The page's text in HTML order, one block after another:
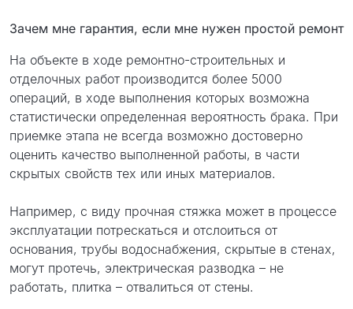
Зачем мне гарантия, если мне нужен простой ремонт
На объекте в ходе ремонтно-строительных и
отделочных работ производится более 5000
операций, в ходе выполнения которых возможна
статистически определенная вероятность брака. При
приемке этапа не всегда возможно достоверно
оценить качество выполненной работы, в части
скрытых свойств тех или иных материалов.
Например, с виду прочная стяжка может в процессе
эксплуатации потрескаться и отслоиться от
основания, трубы водоснабжения, скрытые в стенах,
могут протечь, электрическая разводка – не
работать, плитка – отвалиться от стены.